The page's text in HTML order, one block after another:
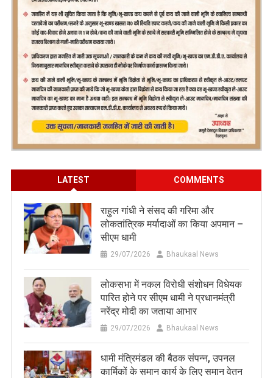
LATEST COMMENTS
राहुल गांधी ने संसद की गरिमा और
लोकतांत्रिक मर्यादाओं का किया अपमान –
सीएम धामी
29/07/2026 Bhaukaal News
लोकसभा में नकल विरोधी संशोधन विधेयक
पारित होने पर सीएम धामी ने प्रधानमंत्री
नरेंद्र मोदी का जताया आभार
29/07/2026 Bhaukaal News
धामी मंत्रिमंडल की बैठक संपन्न, उपनल
कार्मिकों के समान कार्य के लिए समान वेतन